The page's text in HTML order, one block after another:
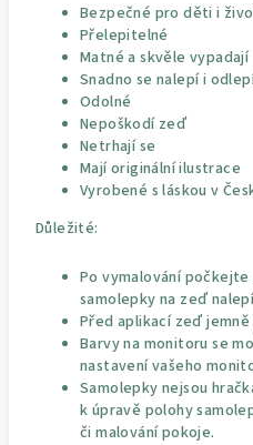
Bezpečné pro děti i
Přelepitelné
Matné a skvěle vypadají
Snadno se nalepí i
Odolné
Nepoškodí zeď
Netrhají se
Mají originální ilustrace
Vyrobené s láskou v
Důležité:
Po vymalování počkejte
samolepky na zeď
Před aplikací zeď
Barvy na monitoru se
nastavení vašeho
Samolepky nejsou
k úpravě polohy
či malování pokoje.